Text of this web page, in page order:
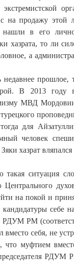
экстремистской
на продажу этой
в его
хазрата, то ли
а
прошлое,
В 2013
МВД
для
человек
хазрат
такая ситуация
Центрального
на покой и
кандидатуры
РДУМ РМ
вместо себя, не
что муфтием
РДУМ